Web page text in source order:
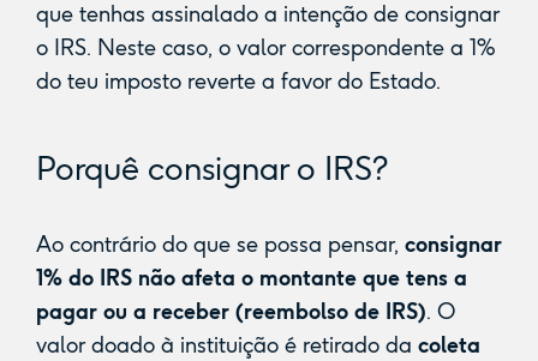
que tenhas assinalado a intenção de consignar
o IRS. Neste caso, o valor correspondente a 1%
do teu imposto reverte a favor do Estado.
Porquê consignar o IRS?
Ao contrário do que se possa pensar, consignar
1% do IRS não afeta o montante que tens a
pagar ou a receber (reembolso de IRS). O
valor doado à instituição é retirado da coleta